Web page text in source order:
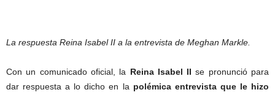
La respuesta Reina Isabel II a la entrevista de Meghan Markle.
Con un comunicado oficial, la Reina Isabel II se pronunció para
dar respuesta a lo dicho en la polémica entrevista que le hizo